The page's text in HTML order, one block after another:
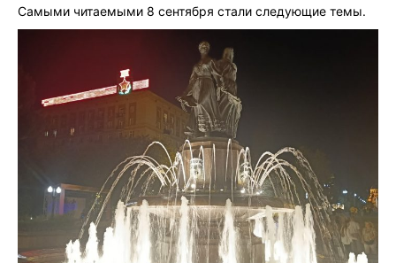
Самыми читаемыми 8 сентября стали следующие темы.